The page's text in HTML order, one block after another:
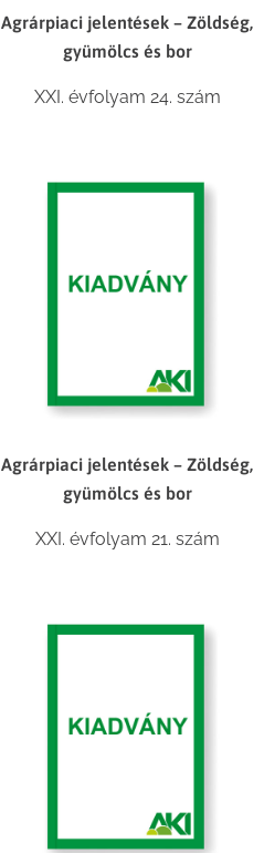
Agrárpiaci jelentések – Zöldség,
gyümölcs és bor
XXI. évfolyam 24. szám
Agrárpiaci jelentések – Zöldség,
gyümölcs és bor
XXI. évfolyam 21. szám